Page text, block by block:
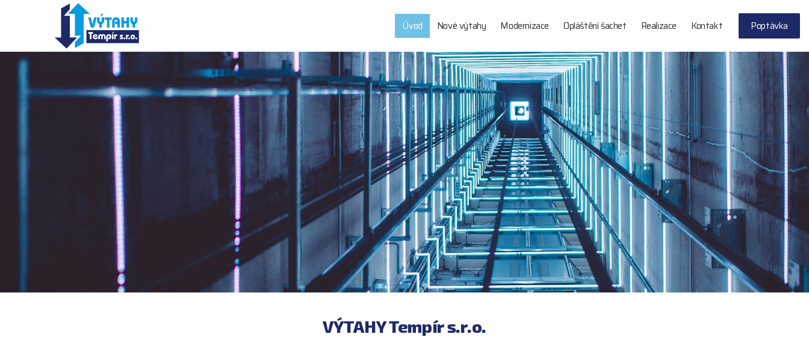
Úvod Nové výtahy Modernizace Opláštění šachet Realizace Kontakt Poptávka
VÝTAHY Tempír s.r.o.